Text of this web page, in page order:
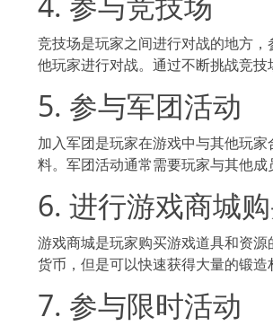
竞技场是玩家之间进行对战的地方
他玩家进行对战。通过不断挑战竞技
5. 参与军团活动
加入军团是玩家在游戏中与其他玩
料。军团活动通常需要玩家与其他成员
6. 进行游戏商城
游戏商城是玩家购买游戏道具和资
货币，但是可以快速获得大量的锻
7. 参与限时活动